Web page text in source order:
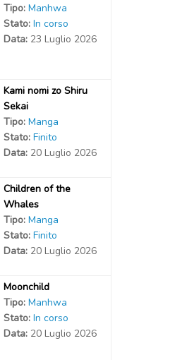
Tipo: Manhwa
Stato: In corso
Data: 23 Luglio 2026
Kami nomi zo Shiru
Sekai
Tipo: Manga
Stato: Finito
Data: 20 Luglio 2026
Children of the
Whales
Tipo: Manga
Stato: Finito
Data: 20 Luglio 2026
Moonchild
Tipo: Manhwa
Stato: In corso
Data: 20 Luglio 2026